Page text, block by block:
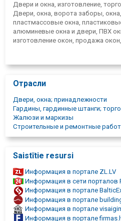
Двери и окна, изготовление,
Двери, окна, ворота заборы,
пластмассовые окна,
алюминевые окна и двери, ПВХ
изготовление окон, продажа
лоджий. Металлические двери.
Стеклянные перегородки,
окна. Пвх окна лиепая, Талси,
входные двери, жалюзи,
торговля, заказ, замер,
пластиковые, деревянные,
двери с ламинатной отделкой на
пластиковых окон,
рулонные жалюзи на оконной
алюминиевые фасады. Окна,
изготовление, торговля, оптовая
ворота заборы, окна, двери,
пластиковые окна, деревянные
двери, ПВХ окна, пакетные окна,
окон, установка окон.
Отрасли
Двери, окна; принадлежности
Гардины, гардинные штанги;
Жалюзи и маркизы
Строительные и ремонтные
Saistītie resursi
Информация в портале ZL.LV
Информация в сети порталов
Информация в портале
Информация в портале
Информация в портале
Информация в портале